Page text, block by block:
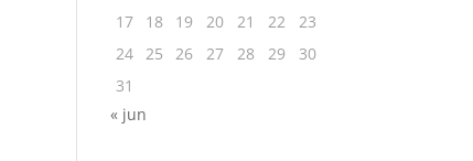
17
18 19 20 21 22
23
24 25 26 27 28 29
30
31
« jun